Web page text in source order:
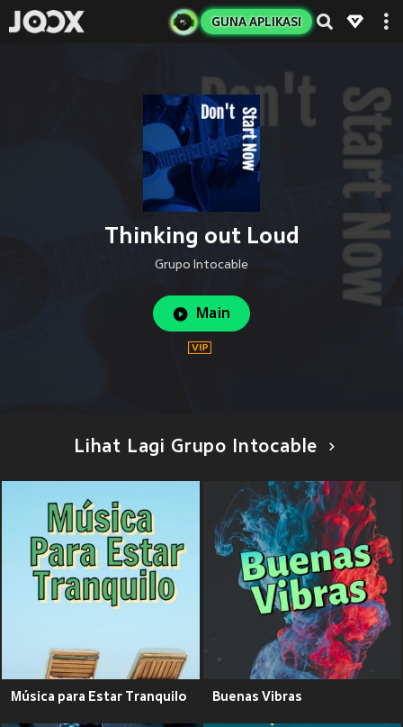
GUNA APLIKASI
Thinking out Loud
Grupo Intocable
Main
Lihat Lagi Grupo Intocable
Música para Estar Tranquilo Buenas Vibras